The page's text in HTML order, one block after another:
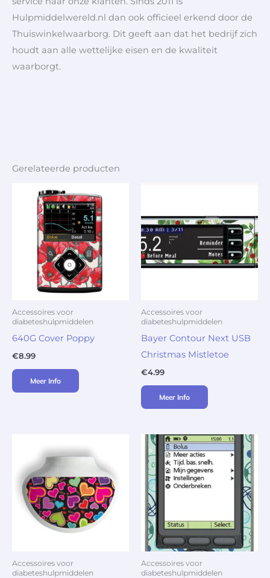
Hulpmiddelwereld.nl dan ook officieel erkend door de
Thuiswinkelwaarborg. Dit geeft aan dat het bedrijf zich
houdt aan alle wettelijke eisen en de kwaliteit
waarborgt.
Gerelateerde producten
Accessoires voor
diabeteshulpmiddelen
640G Cover Poppy
€8.99
Meer Info
Accessoires voor
diabeteshulpmiddelen
Bayer Contour Next USB
Christmas Mistletoe
€4.99
Meer Info
Accessoires voor
diabeteshulpmiddelen
Accessoires voor
diabeteshulpmiddelen